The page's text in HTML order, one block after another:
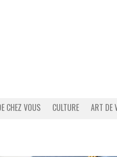
CHEZ VOUS CULTURE ART DE